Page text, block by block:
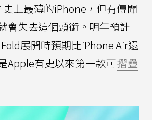
上最薄的iPhone，但有傳聞
會失去這個頭銜。明年預計
展開時預期比iPhone Air還
Apple有史以來第一款可摺疊